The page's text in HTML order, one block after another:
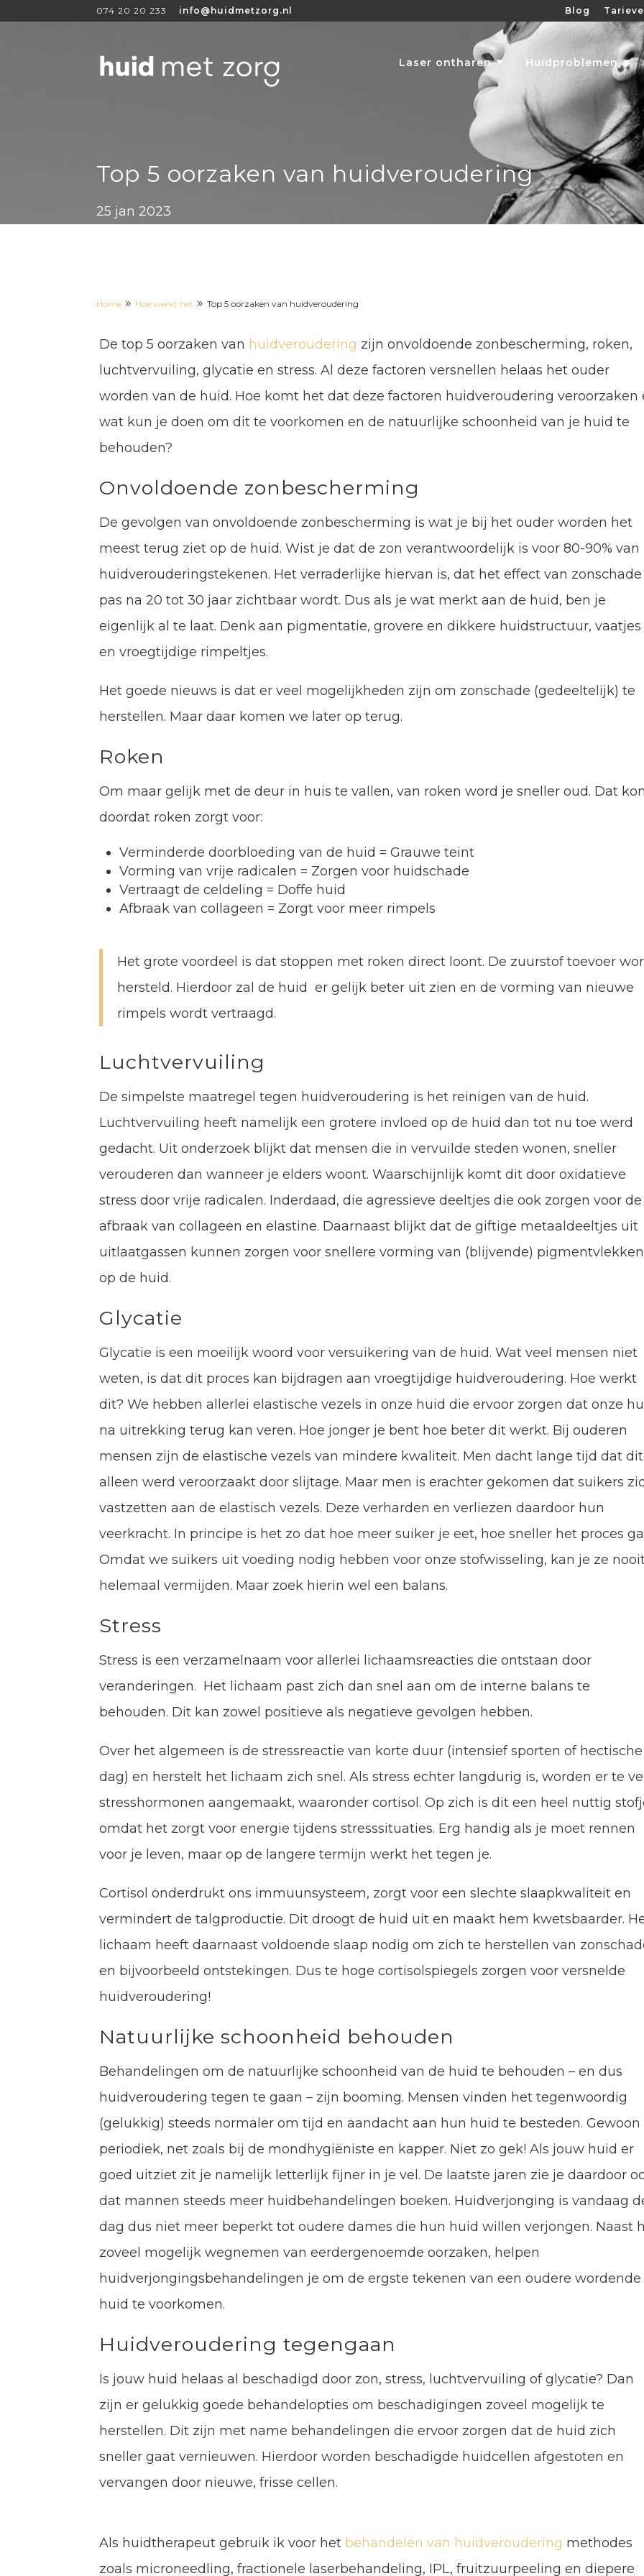
074 20 20 233 info@huidmetzorg.nl Blog
Laser ontharen Huidproblemen
Top 5 oorzaken van huidveroudering
25 jan 2023
Home » Hoe werkt het »Top 5 oorzaken van huidveroudering
De top 5 oorzaken van huidveroudering zijn onvoldoende zonbescherming, roken,
luchtvervuiling, glycatie en stress. Al deze factoren versnellen helaas het ouder
worden van de huid. Hoe komt het dat deze factoren huidveroudering veroorzaken
wat kun je doen om dit te voorkomen en de natuurlijke schoonheid van je huid te
behouden?
Onvoldoende zonbescherming
De gevolgen van onvoldoende zonbescherming is wat je bij het ouder worden het
meest terug ziet op de huid. Wist je dat de zon verantwoordelijk is voor 80-90% van
huidverouderingstekenen. Het verraderlijke hiervan is, dat het effect van zonschade
pas na 20 tot 30 jaar zichtbaar wordt. Dus als je wat merkt aan de huid, ben je
eigenlijk al te laat. Denk aan pigmentatie, grovere en dikkere huidstructuur, vaatjes
en vroegtijdige rimpeltjes.
Het goede nieuws is dat er veel mogelijkheden zijn om zonschade (gedeeltelijk) te
herstellen. Maar daar komen we later op terug.
Roken
Om maar gelijk met de deur in huis te vallen, van roken word je sneller oud. Dat
doordat roken zorgt voor:
Verminderde doorbloeding van de huid = Grauwe teint
Vorming van vrije radicalen = Zorgen voor huidschade
Vertraagt de celdeling = Doffe huid
Afbraak van collageen = Zorgt voor meer rimpels
Het grote voordeel is dat stoppen met roken direct loont. De zuurstof toevoer
hersteld. Hierdoor zal de huid er gelijk beter uit zien en de vorming van nieuwe
rimpels wordt vertraagd.
Luchtvervuiling
De simpelste maatregel tegen huidveroudering is het reinigen van de huid.
Luchtvervuiling heeft namelijk een grotere invloed op de huid dan tot nu toe werd
gedacht. Uit onderzoek blijkt dat mensen die in vervuilde steden wonen, sneller
verouderen dan wanneer je elders woont. Waarschijnlijk komt dit door oxidatieve
stress door vrije radicalen. Inderdaad, die agressieve deeltjes die ook zorgen voor de
afbraak van collageen en elastine. Daarnaast blijkt dat de giftige metaaldeeltjes uit
uitlaatgassen kunnen zorgen voor snellere vorming van (blijvende) pigmentvlekken
op de huid.
Glycatie
Glycatie is een moeilijk woord voor versuikering van de huid. Wat veel mensen niet
weten, is dat dit proces kan bijdragen aan vroegtijdige huidveroudering. Hoe werkt
dit? We hebben allerlei elastische vezels in onze huid die ervoor zorgen dat onze
na uitrekking terug kan veren. Hoe jonger je bent hoe beter dit werkt. Bij ouderen
mensen zijn de elastische vezels van mindere kwaliteit. Men dacht lange tijd dat dit
alleen werd veroorzaakt door slijtage. Maar men is erachter gekomen dat suikers
vastzetten aan de elastisch vezels. Deze verharden en verliezen daardoor hun
veerkracht. In principe is het zo dat hoe meer suiker je eet, hoe sneller het proces
Omdat we suikers uit voeding nodig hebben voor onze stofwisseling, kan je ze
helemaal vermijden. Maar zoek hierin wel een balans.
Stress
Stress is een verzamelnaam voor allerlei lichaamsreacties die ontstaan door
veranderingen. Het lichaam past zich dan snel aan om de interne balans te
behouden. Dit kan zowel positieve als negatieve gevolgen hebben.
Over het algemeen is de stressreactie van korte duur (intensief sporten of hectische
dag) en herstelt het lichaam zich snel. Als stress echter langdurig is, worden er te
stresshormonen aangemaakt, waaronder cortisol. Op zich is dit een heel nuttig
omdat het zorgt voor energie tijdens stresssituaties. Erg handig als je moet rennen
voor je leven, maar op de langere termijn werkt het tegen je.
Cortisol onderdrukt ons immuunsysteem, zorgt voor een slechte slaapkwaliteit en
vermindert de talgproductie. Dit droogt de huid uit en maakt hem kwetsbaarder.
lichaam heeft daarnaast voldoende slaap nodig om zich te herstellen van
en bijvoorbeeld ontstekingen. Dus te hoge cortisolspiegels zorgen voor versnelde
huidveroudering!
Natuurlijke schoonheid behouden
Behandelingen om de natuurlijke schoonheid van de huid te behouden – en dus
huidveroudering tegen te gaan – zijn booming. Mensen vinden het tegenwoordig
(gelukkig) steeds normaler om tijd en aandacht aan hun huid te besteden. Gewoon
periodiek, net zoals bij de mondhygiëniste en kapper. Niet zo gek! Als jouw huid er
goed uitziet zit je namelijk letterlijk fijner in je vel. De laatste jaren zie je daardoor
dat mannen steeds meer huidbehandelingen boeken. Huidverjonging is vandaag
dag dus niet meer beperkt tot oudere dames die hun huid willen verjongen. Naast
zoveel mogelijk wegnemen van eerdergenoemde oorzaken, helpen
huidverjongingsbehandelingen je om de ergste tekenen van een oudere wordende
huid te voorkomen.
Huidveroudering tegengaan
Is jouw huid helaas al beschadigd door zon, stress, luchtvervuiling of glycatie? Dan
zijn er gelukkig goede behandelopties om beschadigingen zoveel mogelijk te
herstellen. Dit zijn met name behandelingen die ervoor zorgen dat de huid zich
sneller gaat vernieuwen. Hierdoor worden beschadigde huidcellen afgestoten en
vervangen door nieuwe, frisse cellen.
Als huidtherapeut gebruik ik voor het behandelen van huidveroudering methodes
zoals microneedling, fractionele laserbehandeling, IPL, fruitzuurpeeling en diepere